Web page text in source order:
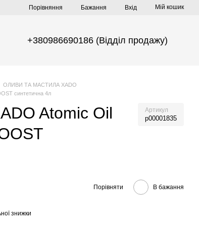
Порівняння Бажання Вхід Мій кошик
+380986690186 (Відділ продажу)
ОЛИВИ ТА МАСТИЛА XADO
синтетична 4л
Atomic Oil
Артикул
р00001835
Порівняти В бажання
знижки